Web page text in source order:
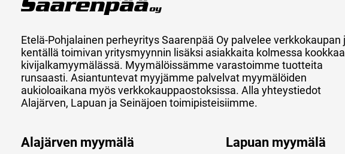
Etelä-Pohjalainen perheyritys Saarenpää Oy palvelee verkkokaupan
kentällä toimivan yritysmyynnin lisäksi asiakkaita kolmessa
kivijalkamyymälässä. Myymälöissämme varastoimme tuotteita
runsaasti. Asiantuntevat myyjämme palvelvat myymälöiden
aukioloaikana myös verkkokauppaostoksissa. Alla yhteystiedot
Alajärven, Lapuan ja Seinäjoen toimipisteisiimme.
Alajärven myymälä Lapuan myymälä